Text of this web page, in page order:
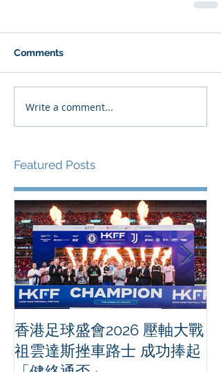
Comments
Write a comment...
Featured Posts
香港足球盛會2026 壓軸大戰
祖雲達斯挫車路士 成功捧起